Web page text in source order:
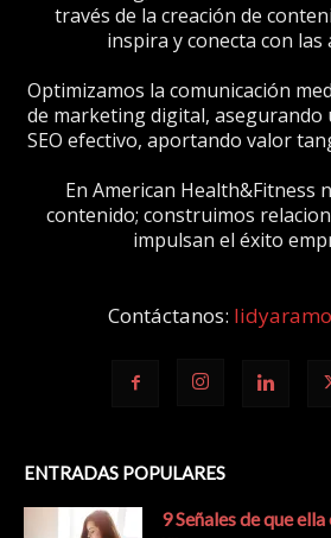
través de la creación de
inspira y conecta con las
Optimizamos la comunicación
de marketing digital, asegurando
SEO efectivo, aportando valor
En American Health&Fitness
contenido; construimos
impulsan el éxito
Contáctanos:
ENTRADAS POPULARES
9 Señales de que